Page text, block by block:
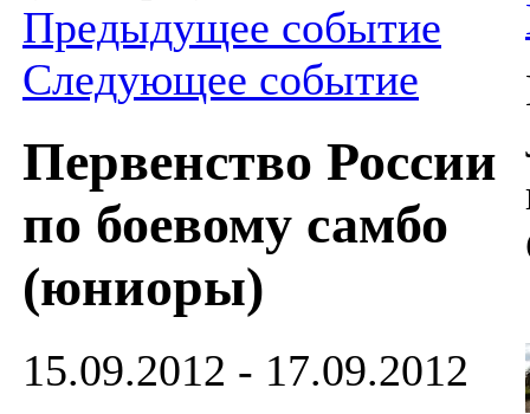
Предыдущее событие
Следующее событие
Первенство России
по боевому самбо
(юниоры)
15.09.2012 - 17.09.2012